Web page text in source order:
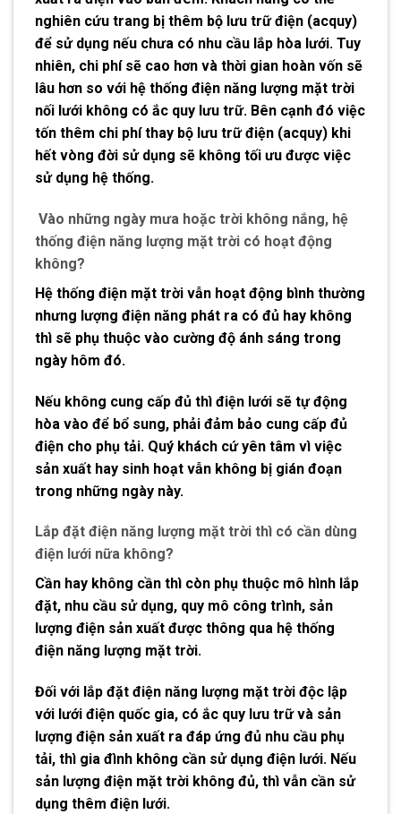
nghiên cứu trang bị thêm bộ lưu trữ điện (acquy)
để sử dụng nếu chưa có nhu cầu lắp hòa lưới. Tuy
nhiên, chi phí sẽ cao hơn và thời gian hoàn vốn sẽ
lâu hơn so với hệ thống điện năng lượng mặt trời
nối lưới không có ắc quy lưu trữ. Bên cạnh đó việc
tốn thêm chi phí thay bộ lưu trữ điện (acquy) khi
hết vòng đời sử dụng sẽ không tối ưu được việc
sử dụng hệ thống.
Vào những ngày mưa hoặc trời không nắng, hệ
thống điện năng lượng mặt trời có hoạt động
không?
Hệ thống điện mặt trời vẫn hoạt động bình thường
nhưng lượng điện năng phát ra có đủ hay không
thì sẽ phụ thuộc vào cường độ ánh sáng trong
ngày hôm đó.
Nếu không cung cấp đủ thì điện lưới sẽ tự động
hòa vào để bổ sung, phải đảm bảo cung cấp đủ
điện cho phụ tải. Quý khách cứ yên tâm vì việc
sản xuất hay sinh hoạt vẫn không bị gián đoạn
trong những ngày này.
Lắp đặt điện năng lượng mặt trời thì có cần dùng
điện lưới nữa không?
Cần hay không cần thì còn phụ thuộc mô hình lắp
đặt, nhu cầu sử dụng, quy mô công trình, sản
lượng điện sản xuất được thông qua hệ thống
điện năng lượng mặt trời.
Đối với lắp đặt điện năng lượng mặt trời độc lập
với lưới điện quốc gia, có ắc quy lưu trữ và sản
lượng điện sản xuất ra đáp ứng đủ nhu cầu phụ
tải, thì gia đình không cần sử dụng điện lưới. Nếu
sản lượng điện mặt trời không đủ, thì vẫn cần sử
dụng thêm điện lưới.